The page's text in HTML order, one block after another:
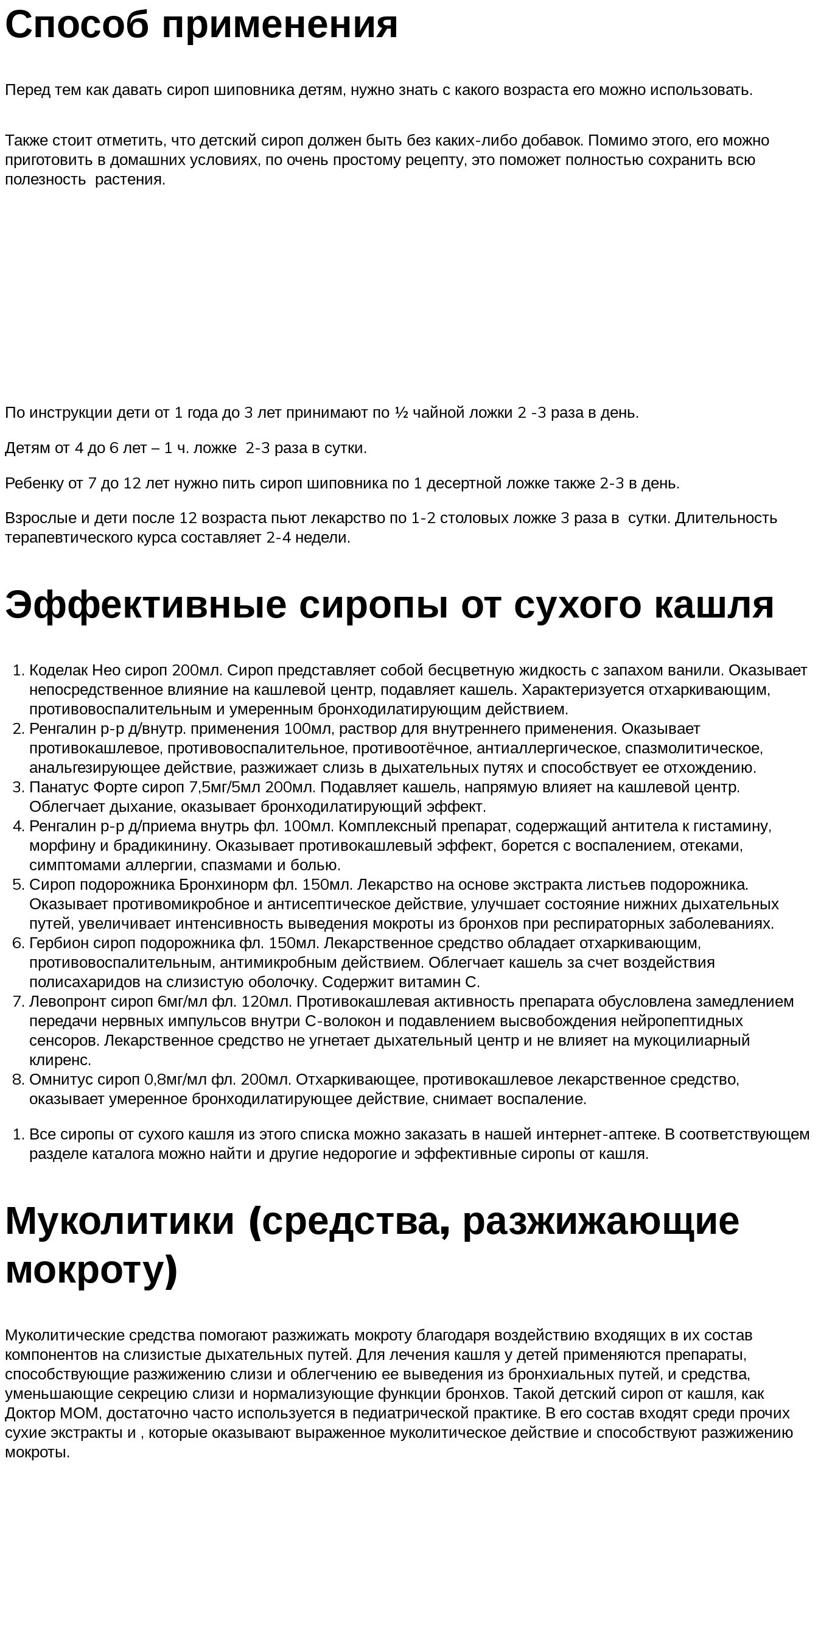
Способ применения
Перед тем как давать сироп шиповника детям, нужно знать с какого возраста его можно использовать.
Также стоит отметить, что детский сироп должен быть без каких-либо добавок. Помимо этого, его можно
приготовить в домашних условиях, по очень простому рецепту, это поможет полностью сохранить всю
полезность растения.
По инструкции дети от 1 года до 3 лет принимают по ½ чайной ложки 2 -3 раза в день.
Детям от 4 до 6 лет – 1 ч. ложке 2-3 раза в сутки.
Ребенку от 7 до 12 лет нужно пить сироп шиповника по 1 десертной ложке также 2-3 в день.
Взрослые и дети после 12 возраста пьют лекарство по 1-2 столовых ложке 3 раза в сутки. Длительность
терапевтического курса составляет 2-4 недели.
Эффективные сиропы от сухого кашля
Коделак Нео сироп 200мл. Сироп представляет собой бесцветную жидкость с запахом ванили. Оказывает
непосредственное влияние на кашлевой центр, подавляет кашель. Характеризуется отхаркивающим,
противовоспалительным и умеренным бронходилатирующим действием.
Ренгалин р-р д/внутр. применения 100мл, раствор для внутреннего применения. Оказывает
противокашлевое, противовоспалительное, противоотёчное, антиаллергическое, спазмолитическое,
анальгезирующее действие, разжижает слизь в дыхательных путях и способствует ее отхождению.
Панатус Форте сироп 7,5мг/5мл 200мл. Подавляет кашель, напрямую влияет на кашлевой центр.
Облегчает дыхание, оказывает бронходилатирующий эффект.
Ренгалин р-р д/приема внутрь фл. 100мл. Комплексный препарат, содержащий антитела к гистамину,
морфину и брадикинину. Оказывает противокашлевый эффект, борется с воспалением, отеками,
симптомами аллергии, спазмами и болью.
Сироп подорожника Бронхинорм фл. 150мл. Лекарство на основе экстракта листьев подорожника.
Оказывает противомикробное и антисептическое действие, улучшает состояние нижних дыхательных
путей, увеличивает интенсивность выведения мокроты из бронхов при респираторных заболеваниях.
Гербион сироп подорожника фл. 150мл. Лекарственное средство обладает отхаркивающим,
противовоспалительным, антимикробным действием. Облегчает кашель за счет воздействия
полисахаридов на слизистую оболочку. Содержит витамин С.
Левопронт сироп 6мг/мл фл. 120мл. Противокашлевая активность препарата обусловлена замедлением
передачи нервных импульсов внутри С-волокон и подавлением высвобождения нейропептидных
сенсоров. Лекарственное средство не угнетает дыхательный центр и не влияет на мукоцилиарный
клиренс.
Омнитус сироп 0,8мг/мл фл. 200мл. Отхаркивающее, противокашлевое лекарственное средство,
оказывает умеренное бронходилатирующее действие, снимает воспаление.
Все сиропы от сухого кашля из этого списка можно заказать в нашей интернет-аптеке. В соответствующем
разделе каталога можно найти и другие недорогие и эффективные сиропы от кашля.
Муколитики (средства, разжижающие
мокроту)
Муколитические средства помогают разжижать мокроту благодаря воздействию входящих в их состав
компонентов на слизистые дыхательных путей. Для лечения кашля у детей применяются препараты,
способствующие разжижению слизи и облегчению ее выведения из бронхиальных путей, и средства,
уменьшающие секрецию слизи и нормализующие функции бронхов. Такой детский сироп от кашля, как
Доктор МОМ, достаточно часто используется в педиатрической практике. В его состав входят среди прочих
сухие экстракты и , которые оказывают выраженное муколитическое действие и способствуют разжижению
мокроты.